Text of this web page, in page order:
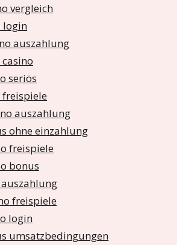
vergleich
login
auszahlung
seriös
freispiele
auszahlung
ohne einzahlung
freispiele
bonus
freispiele
login
umsatzbedingungen